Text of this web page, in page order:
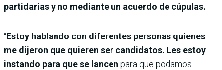
partidarias y no mediante un acuerdo de cúpulas.
“Estoy hablando con diferentes personas quienes
me dijeron que quieren ser candidatos. Les estoy
instando para que se lancen para que podamos